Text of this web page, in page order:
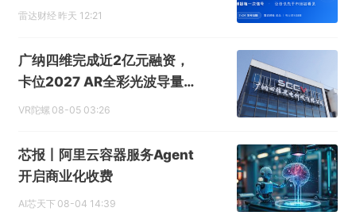
亿
雷达财经 昨天 12:21
广纳四维完成近2亿元融资，
卡位2027 AR全彩光波导量产
窗口
VR陀螺 08-05 03:26
芯报丨阿里云容器服务Agent
开启商业化收费
AI芯天下 08-04 14:39